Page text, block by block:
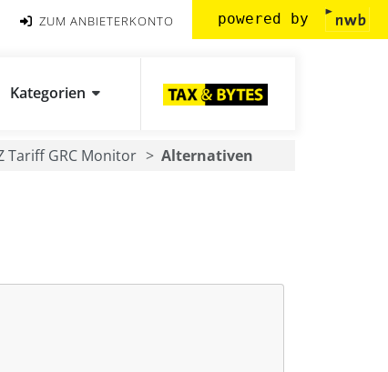
ZUM ANBIETERKONTO powered by
Kategorien
Tariff GRC Monitor Alternativen